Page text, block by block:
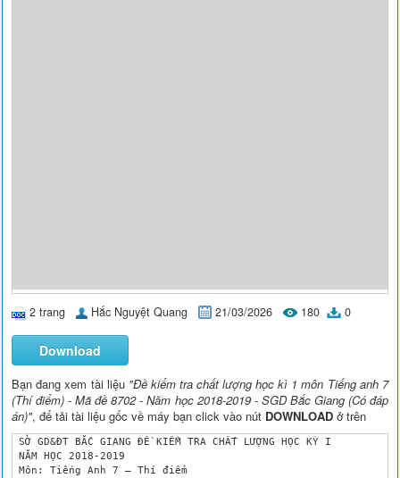
2 trang Hắc Nguyệt Quang 21/03/2026 180 0
Download
Bạn đang xem tài liệu "Đề kiểm tra chất lượng học kì 1 môn Tiếng anh 7
(Thí điểm) - Mã đề 8702 - Năm học 2018-2019 - SGD Bắc Giang (Có đáp
án)", để tải tài liệu gốc về máy bạn click vào nút DOWNLOAD ở trên
SỞ GD&ĐT BẮC GIANG ĐỀ KIỂM TRA CHẤT LƯỢNG HỌC KỲ I
NĂM HỌC 2018-2019
Môn: Tiếng Anh 7 – Thí điểm